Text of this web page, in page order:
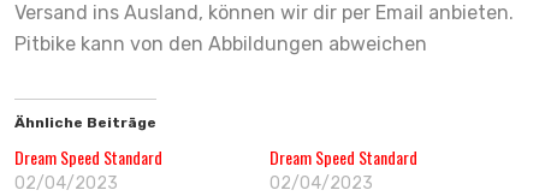
Versand ins Ausland, können wir dir per Email anbieten.
Pitbike kann von den Abbildungen abweichen
Ähnliche Beiträge
Dream Speed Standard
02/04/2023
Dream Speed Standard
02/04/2023